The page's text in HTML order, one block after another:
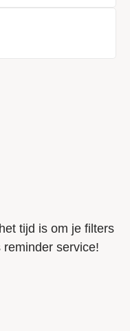
tijd is om je filters
service!